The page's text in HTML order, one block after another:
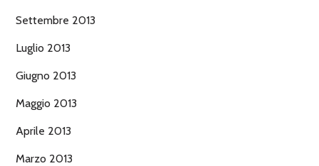
Settembre 2013
Luglio 2013
Giugno 2013
Maggio 2013
Aprile 2013
Marzo 2013